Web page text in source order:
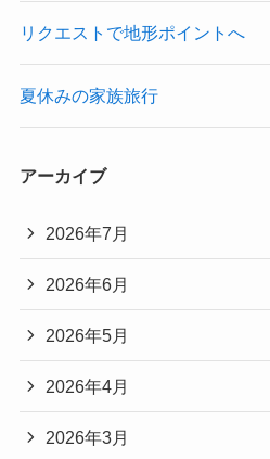
リクエストで地形ポイントへ
夏休みの家族旅行
アーカイブ
2026年7月
2026年6月
2026年5月
2026年4月
2026年3月